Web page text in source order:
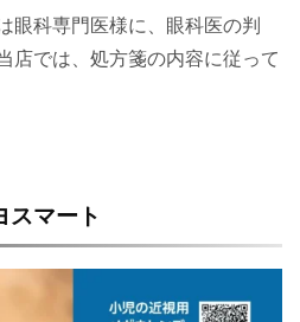
眼科専門医様に、眼科医の判
店では、処方箋の内容に従って
スマート